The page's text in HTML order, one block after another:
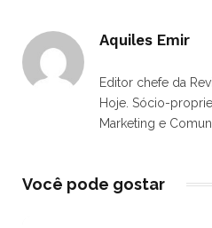
Aquiles Emir
Editor chefe da
Hoje. Sócio-
Marketing e
Você pode gostar